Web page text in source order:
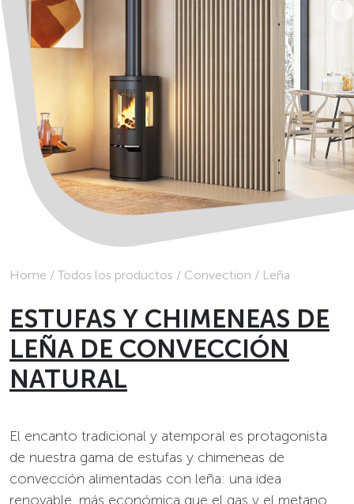
Home / Todos los productos / Convection / Leña
ESTUFAS Y CHIMENEAS DE
LEÑA DE CONVECCIÓN
NATURAL
El encanto tradicional y atemporal es protagonista
de nuestra gama de estufas y chimeneas de
convección alimentadas con leña: una idea
renovable, más económica que el gas y el metano.